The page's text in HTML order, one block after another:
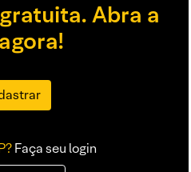
Abra a
Faça seu login